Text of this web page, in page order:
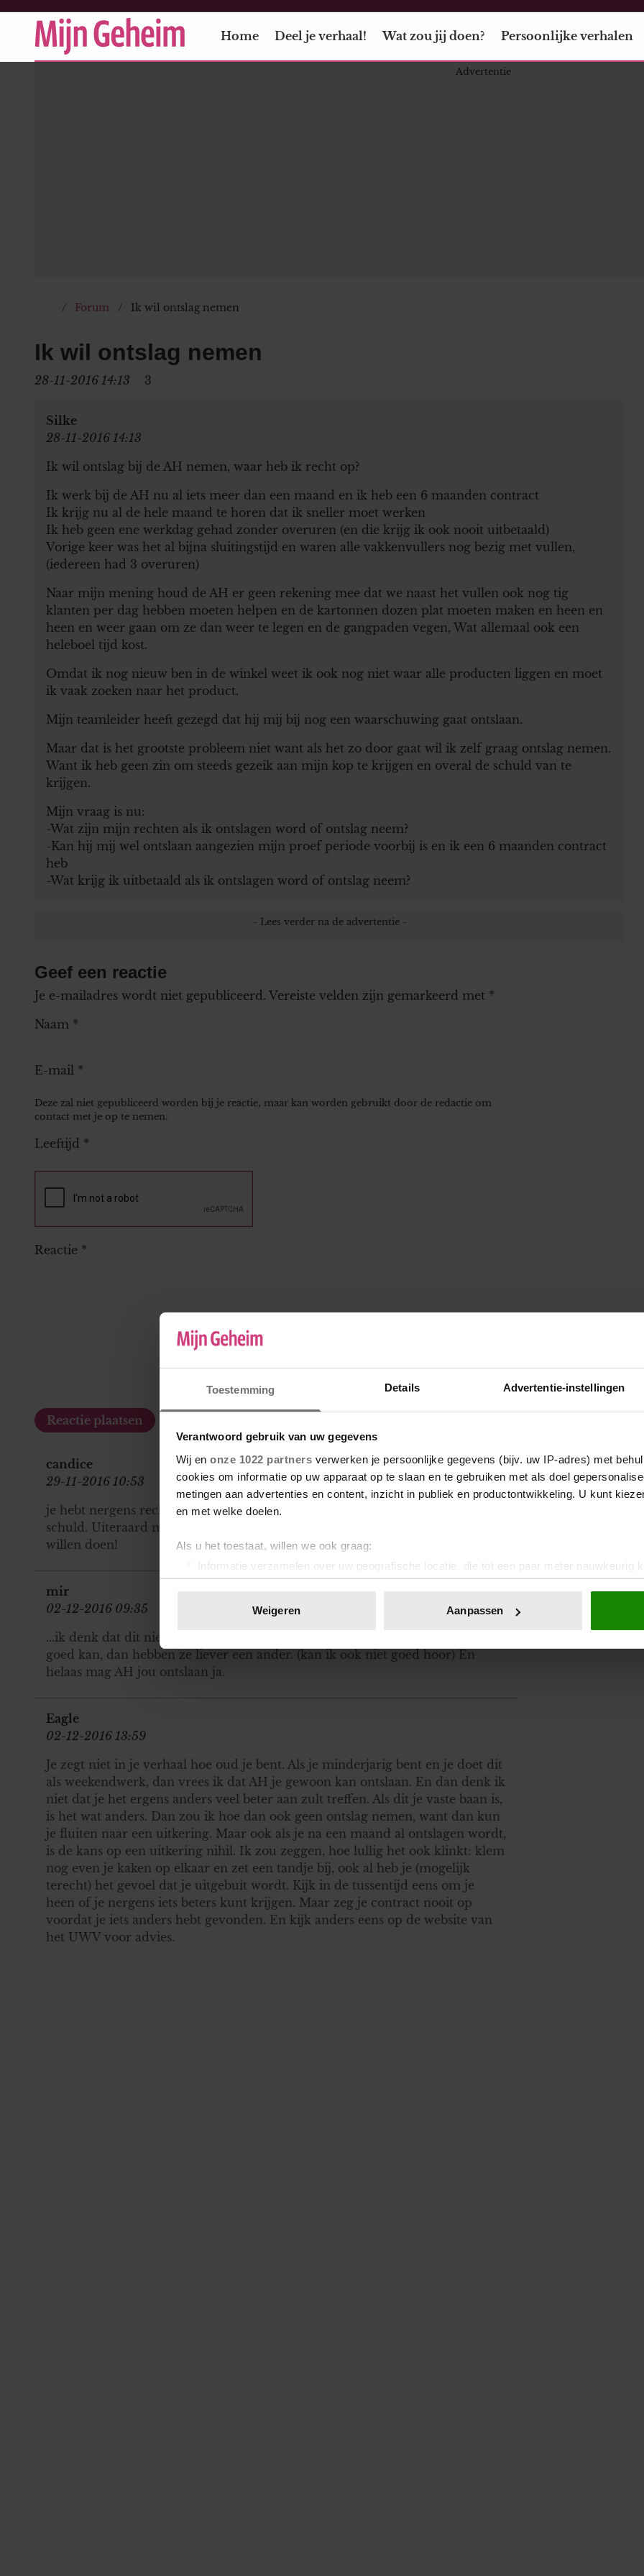
Toestemming Details Advertentie-instellingen
Verantwoord gebruik van uw gegevens
Wij en onze 1022 partners verwerken je persoonlijke gegevens (bijv. uw IP-adres) met
cookies om informatie op uw apparaat op te slaan en te gebruiken met als doel
metingen aan advertenties en content, inzicht in publiek en productontwikkeling. U kunt
en met welke doelen.
Als u het toestaat, willen we ook graag:
Informatie verzamelen over uw geografische locatie, die tot een paar meter nauwkeurig
Uw apparaat identificeren door het actief te scannen op specifieke eigenschappen
toestemming op elk moment wijzigen of intrekken in de Cookieverklaring.
We gebruiken cookies om content en advertenties te personaliseren, om functies voor social
websiteverkeer te analyseren. Ook delen we informatie over uw gebruik van onze site met
Weigeren Aanpassen
Home Deel je verhaal! Wat zou jij doen? Persoonlijke verhalen
Forum Ik wil ontslag nemen
Ik wil ontslag nemen
28-11-2016 14:13 3
Silke
28-11-2016 14:13
Ik wil ontslag bij de AH nemen, waar heb ik recht op?
Ik werk bij de AH nu al iets meer dan een maand en ik heb een 6 maanden contract
Ik krijg nu al de hele maand te horen dat ik sneller moet werken
Ik heb geen ene werkdag gehad zonder overuren (en die krijg ik ook nooit uitbetaald)
Vorige keer was het al bijna sluitingstijd en waren alle vakkenvullers nog bezig met vullen,
(iedereen had 3 overuren)
Naar mijn mening houd de AH er geen rekening mee dat we naast het vullen ook nog tig
klanten per dag hebben moeten helpen en de kartonnen dozen plat moeten maken en heen en
heen en weer gaan om ze dan weer te legen en de gangpaden vegen, Wat allemaal ook een
heleboel tijd kost.
Omdat ik nog nieuw ben in de winkel weet ik ook nog niet waar alle producten liggen en moet
ik vaak zoeken naar het product.
Mijn teamleider heeft gezegd dat hij mij bij nog een waarschuwing gaat ontslaan.
Maar dat is het grootste probleem niet want als het zo door gaat wil ik zelf graag ontslag nemen.
Want ik heb geen zin om steeds gezeik aan mijn kop te krijgen en overal de schuld van te
krijgen.
Mijn vraag is nu:
-Wat zijn mijn rechten als ik ontslagen word of ontslag neem?
-Kan hij mij wel ontslaan aangezien mijn proef periode voorbij is en ik een 6 maanden contract
heb
-Wat krijg ik uitbetaald als ik ontslagen word of ontslag neem?
Geef een reactie
Je e-mailadres wordt niet gepubliceerd. Vereiste velden zijn gemarkeerd met *
Naam *
E-mail *
Deze zal niet gepubliceerd worden bij je reactie, maar kan worden gebruikt door de redactie om
contact met je op te nemen.
Leeftijd *
Reactie *
candice
29-11-2016 10:53
je hebt nergens recht op en je krijgt ook geen uitkering bij ontslag door
schuld. Uiteraard mag AH jou ontslaan. Voor jou 10 anderen die wel hun best
willen doen!
mir
02-12-2016 09:35
...ik denk dat dit niet jouw werk is...je moet op snelheid werken, als je dat niet
goed kan, dan hebben ze liever een ander. (kan ik ook niet goed hoor) En
helaas mag AH jou ontslaan ja.
Eagle
02-12-2016 13:59
Je zegt niet in je verhaal hoe oud je bent. Als je minderjarig bent en je doet dit
als weekendwerk, dan vrees ik dat AH je gewoon kan ontslaan. En dan denk ik
niet dat je het ergens anders veel beter aan zult treffen. Als dit je vaste baan is,
is het wat anders. Dan zou ik hoe dan ook geen ontslag nemen, want dan kun
je fluiten naar een uitkering. Maar ook als je na een maand al ontslagen wordt,
is de kans op een uitkering nihil. Ik zou zeggen, hoe lullig het ook klinkt: klem
nog even je kaken op elkaar en zet een tandje bij, ook al heb je (mogelijk
terecht) het gevoel dat je uitgebuit wordt. Kijk in de tussentijd eens om je
heen of je nergens iets beters kunt krijgen. Maar zeg je contract nooit op
voordat je iets anders hebt gevonden. En kijk anders eens op de website van
het UWV voor advies.